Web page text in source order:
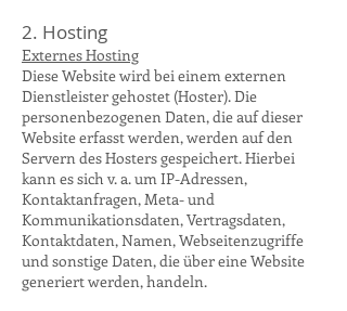
2. Hosting
Externes Hosting
Diese Website wird bei einem externen
Dienstleister gehostet (Hoster). Die
personenbezogenen Daten, die auf dieser
Website erfasst werden, werden auf den
Servern des Hosters gespeichert. Hierbei
kann es sich v. a. um IP-Adressen,
Kontaktanfragen, Meta- und
Kommunikationsdaten, Vertragsdaten,
Kontaktdaten, Namen, Webseitenzugriffe
und sonstige Daten, die über eine Website
generiert werden, handeln.